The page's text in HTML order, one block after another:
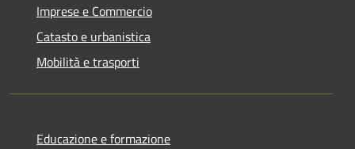
Imprese e Commercio
Catasto e urbanistica
Mobilità e trasporti
Educazione e formazione